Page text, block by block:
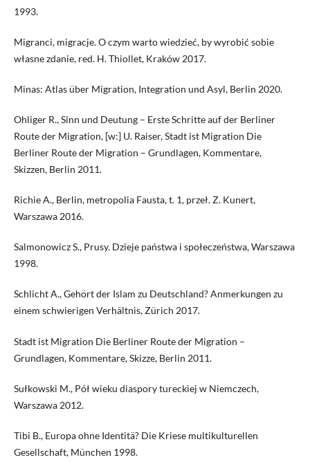
1993.
Migranci, migracje. O czym warto wiedzieć, by wyrobić sobie
własne zdanie, red. H. Thiollet, Kraków 2017.
Minas: Atlas über Migration, Integration und Asyl, Berlin 2020.
Ohliger R., Sinn und Deutung – Erste Schritte auf der Berliner
Route der Migration, [w:] U. Raiser, Stadt ist Migration Die
Berliner Route der Migration – Grundlagen, Kommentare,
Skizzen, Berlin 2011.
Richie A., Berlin, metropolia Fausta, t. 1, przeł. Z. Kunert,
Warszawa 2016.
Salmonowicz S., Prusy. Dzieje państwa i społeczeństwa, Warszawa
1998.
Schlicht A., Gehört der Islam zu Deutschland? Anmerkungen zu
einem schwierigen Verhältnis, Zürich 2017.
Stadt ist Migration Die Berliner Route der Migration –
Grundlagen, Kommentare, Skizze, Berlin 2011.
Sułkowski M., Pół wieku diaspory tureckiej w Niemczech,
Warszawa 2012.
Tibi B., Europa ohne Identitä? Die Kriese multikulturellen
Gesellschaft, München 1998.